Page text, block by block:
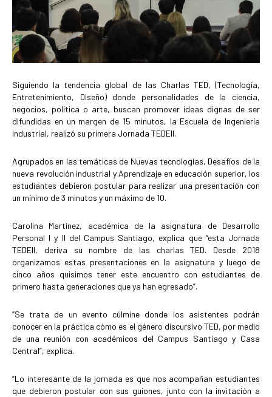
Siguiendo la tendencia global de las Charlas TED, (Tecnología,
Entretenimiento, Diseño) donde personalidades de la ciencia,
negocios, política o arte, buscan promover ideas dignas de ser
difundidas en un margen de 15 minutos, la Escuela de Ingeniería
Industrial, realizó su primera Jornada TEDEII.
Agrupados en las temáticas de Nuevas tecnologías, Desafíos de la
nueva revolución industrial y Aprendizaje en educación superior, los
estudiantes debieron postular para realizar una presentación con
un mínimo de 3 minutos y un máximo de 10.
Carolina Martínez, académica de la asignatura de Desarrollo
Personal I y II del Campus Santiago, explica que “esta Jornada
TEDEII, deriva su nombre de las charlas TED. Desde 2018
organizamos estas presentaciones en la asignatura y luego de
cinco años quisimos tener este encuentro con estudiantes de
primero hasta generaciones que ya han egresado”.
“Se trata de un evento cúlmine donde los asistentes podrán
conocer en la práctica cómo es el género discursivo TED, por medio
de una reunión con académicos del Campus Santiago y Casa
Central”, explica.
“Lo interesante de la jornada es que nos acompañan estudiantes
que debieron postular con sus guiones, junto con la invitación a